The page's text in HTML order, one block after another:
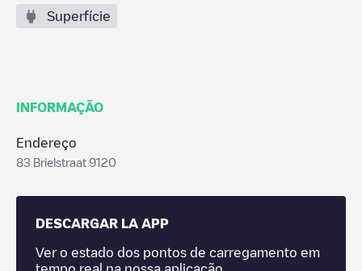
Superfície
INFORMAÇÃO
Endereço
83 Brielstraat 9120
DESCARGAR LA APP
Ver o estado dos pontos de carregamento em